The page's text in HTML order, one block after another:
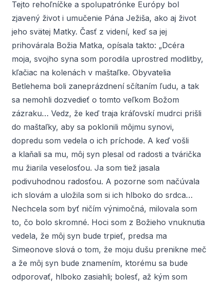
Tejto rehoľníčke a spolupatrónke Európy bol
zjavený život i umučenie Pána Ježiša, ako aj život
jeho svätej Matky. Časť z videní, keď sa jej
prihovárala Božia Matka, opísala takto: „Dcéra
moja, svojho syna som porodila uprostred modlitby,
kľačiac na kolenách v maštaľke. Obyvatelia
Betlehema boli zaneprázdnení sčítaním ľudu, a tak
sa nemohli dozvedieť o tomto veľkom Božom
zázraku… Vedz, že keď traja kráľovskí mudrci prišli
do maštaľky, aby sa poklonili môjmu synovi,
dopredu som vedela o ich príchode. A keď vošli
a klaňali sa mu, môj syn plesal od radosti a tvárička
mu žiarila veselosťou. Ja som tiež jasala
podivuhodnou radosťou. A pozorne som načúvala
ich slovám a uložila som si ich hlboko do srdca…
Nechcela som byť ničím výnimočná, milovala som
to, čo bolo skromné. Hoci som z Božieho vnuknutia
vedela, že môj syn bude trpieť, predsa ma
Simeonove slová o tom, že moju dušu prenikne meč
a že môj syn bude znamením, ktorému sa bude
odporovať, hlboko zasiahli; bolesť, až kým som